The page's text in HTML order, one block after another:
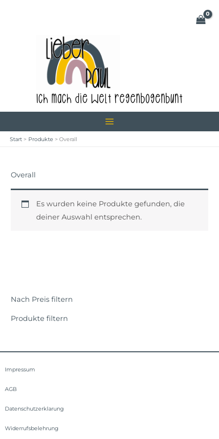
Ich mach die Welt regenbogenbunt
Start Produkte Overall
Overall
Es wurden keine Produkte gefunden, die
deiner Auswahl entsprechen.
Nach Preis filtern
Produkte filtern
Impressum
AGB
Datenschutzerklarung
Widerrufsbelehrung